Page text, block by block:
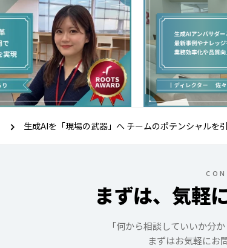
生成AIを「現場の武器」へ チームのポテンシャルを
まずは、気軽
「何から相談していいか分
まずはお気軽にお